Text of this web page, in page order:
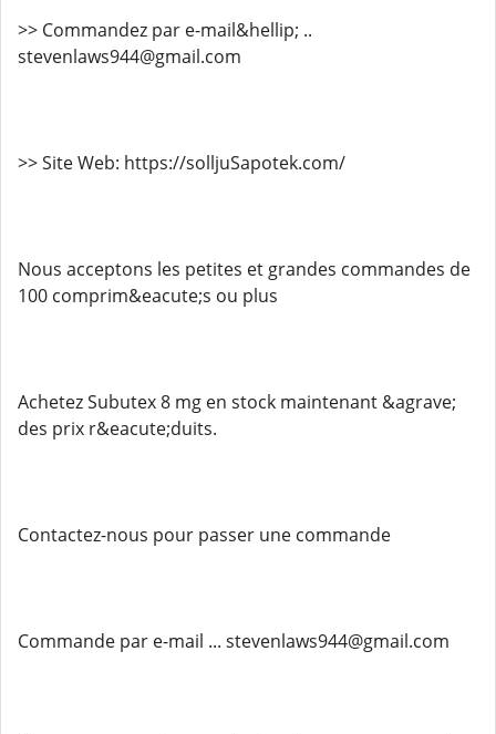
>> Commandez par e-mail&hellip; ..
stevenlaws944@gmail.com
>> Site Web: https://solljuSapotek.com/
Nous acceptons les petites et grandes commandes de
100 comprim&eacute;s ou plus
Achetez Subutex 8 mg en stock maintenant &agrave;
des prix r&eacute;duits.
Contactez-nous pour passer une commande
Commande par e-mail ... stevenlaws944@gmail.com